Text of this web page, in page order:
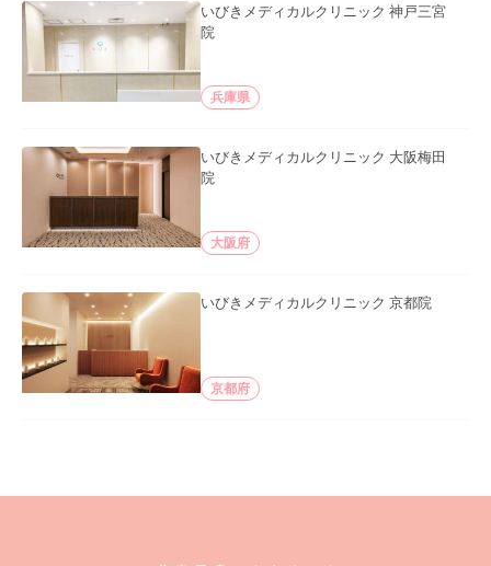
いびきメディカルクリニック 神戸三宮
院
兵庫県
いびきメディカルクリニック 大阪梅田
院
大阪府
いびきメディカルクリニック 京都院
京都府